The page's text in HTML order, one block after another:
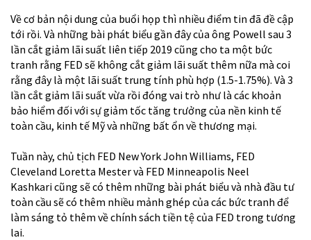
Về cơ bản nội dung của buổi họp thì nhiều điểm tin đã đề cập
tới rồi. Và những bài phát biểu gần đây của ông Powell sau 3
lần cắt giảm lãi suất liên tiếp 2019 cũng cho ta một bức
tranh rằng FED sẽ không cắt giảm lãi suất thêm nữa mà coi
rằng đây là một lãi suất trung tính phù hợp (1.5-1.75%). Và 3
lần cắt giảm lãi suất vừa rồi đóng vai trò như là các khoản
bảo hiểm đối với sự giảm tốc tăng trưởng của nền kinh tế
toàn cầu, kinh tế Mỹ và những bất ổn về thương mại.
Tuần này, chủ tịch FED New YorkJohn Williams, FED
Cleveland Loretta Mestervà FED Minneapolis Neel
Kashkaricũng sẽ có thêm những bài phát biểu và nhà đầu tư
toàn cầu sẽ có thêm nhiều mảnh ghép của các bức tranh để
làm sáng tỏ thêm về chính sách tiền tệ của FED trong tương
lai.